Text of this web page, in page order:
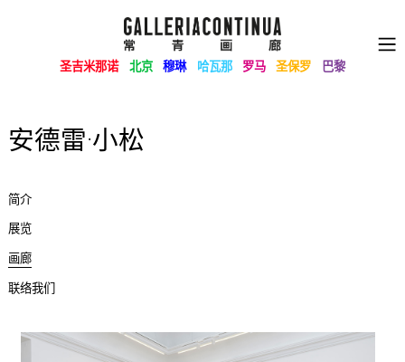
圣吉米那诺 北京 穆琳 哈瓦那 罗马 圣保罗 巴黎
安德雷·小松
简介
展览
画廊
联络我们